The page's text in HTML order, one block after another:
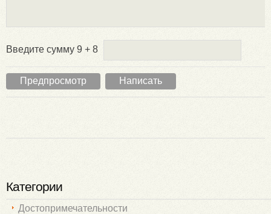
Введите сумму 9 + 8
Категории
Достопримечательности